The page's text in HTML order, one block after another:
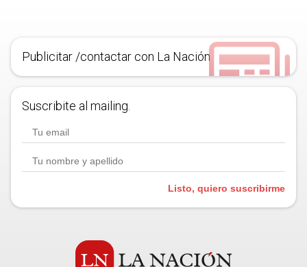
Publicitar /contactar con La Nación
Suscribite al mailing.
Listo, quiero suscribirme